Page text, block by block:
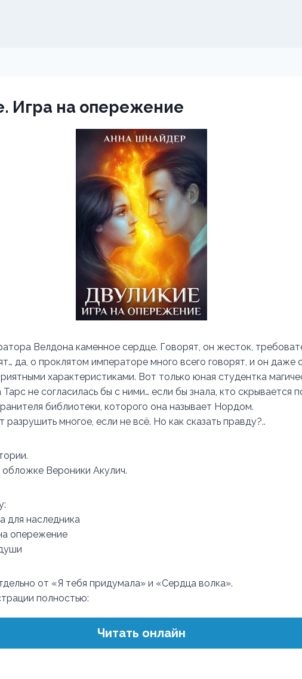
Игра на опережение
Велдона каменное сердце. Говорят, он жесток,
да, о проклятом императоре много всего говорят, и он даже
характеристиками. Вот только юная студентка
не согласилась бы с ними… если бы знала, кто скрывается
библиотеки, которого она называет Нордом.
многое, если не всё. Но как сказать правду?..
Вероники Акулич.
для наследника
опережение
от «Я тебя придумала» и «Сердца волка».
полностью:
Читать онлайн